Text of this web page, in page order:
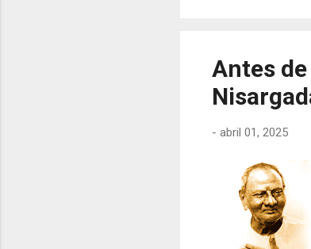
Antes de
- abril 01, 2025